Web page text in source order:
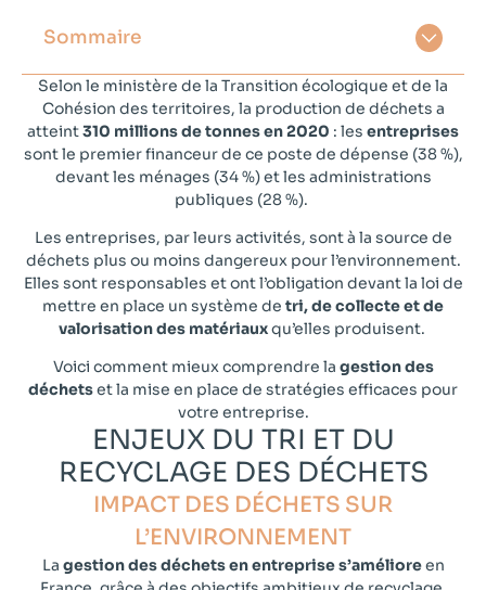
Sommaire
Selon le ministère de la Transition écologique et de la
Cohésion des territoires, la production de déchets a
atteint310 millions de tonnes en 2020 : les entreprises
sont le premier financeur de ce poste de dépense (38 %),
devant les ménages (34 %) et les administrations
publiques (28 %).
Les entreprises, par leurs activités, sont à la source de
déchets plus ou moins dangereux pour l’environnement.
Elles sont responsables et ont l’obligation devant la loi de
mettre en place un système de tri, de collecte et de
valorisation des matériauxqu’elles produisent.
Voici comment mieux comprendre la gestion des
déchetset la mise en place de stratégies efficaces pour
votre entreprise.
ENJEUX DU TRI ET DU
RECYCLAGE DES DÉCHETS​
IMPACT DES DÉCHETS SUR
L’ENVIRONNEMENT​
La gestion des déchets en entreprises’amélioreen